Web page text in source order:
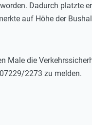
Dadurch platzte
auf Höhe der
Male die
2273 zu melden.